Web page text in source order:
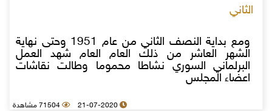
الثاني
ومع بداية النصف الثاني من عام 1951 وحتى نهاية
الشهر العاشر من ذلك العام العام شهد العمل
البرلماني السوري نشاطا محموما وطالت نقاشات
اعضاء المجلس
21-07-2020 71504 مشاهدة